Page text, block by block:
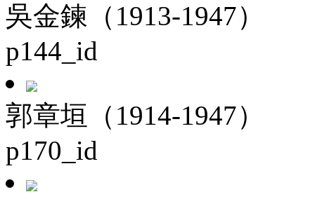
吳金鍊（1913-1947）
p144_id
郭章垣（1914-1947）
p170_id